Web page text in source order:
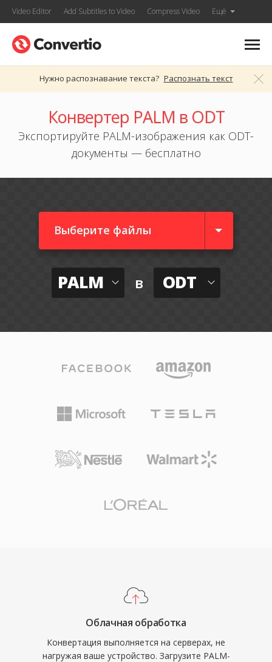
Video Editor Add Subtitles to Video Compress Video Ещё
Нужно распознавание текста? Распознать текст
Конвертер PALM в ODT
Экспортируйте PALM-изображения как ODT-
документы — бесплатно
Выберите файлы
PALM в ODT
Облачная обработка
Конвертация выполняется на серверах, не
нагружая ваше устройство. Загрузите PALM-